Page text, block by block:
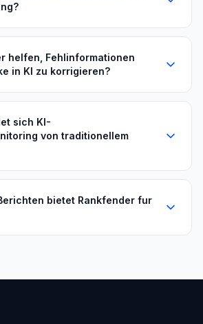
helfen, Fehlinformationen
in KI zu korrigieren?
sich KI-
von traditionellem
bietet Rankfender fur